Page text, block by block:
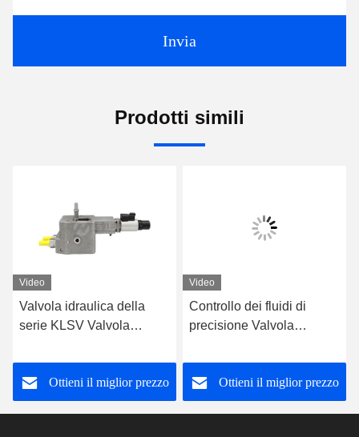
Invia
Prodotti simili
Video
Valvola idraulica della
serie KLSV Valvola
personalizzata
Ottieni il miglior prezzo
Video
Controllo dei fluidi di
precisione Valvola
di flusso Valvola di blocco
idraulica OEM
Ottieni il miglior prezzo